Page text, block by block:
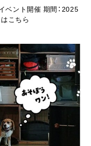
ント開催 期間：2025
こちら